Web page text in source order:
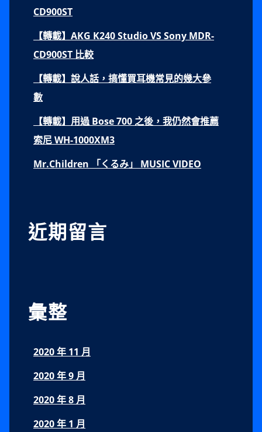
CD900ST
【轉載】AKG K240 Studio VS Sony MDR-
CD900ST 比較
【轉載】說人話，搞懂買耳機常見的幾大參
數
【轉載】用過 Bose 700 之後，我仍然會推薦
索尼 WH-1000XM3
Mr.Children 「くるみ」 MUSIC VIDEO
近期留言
彙整
2020 年 11 月
2020 年 9 月
2020 年 8 月
2020 年 1 月